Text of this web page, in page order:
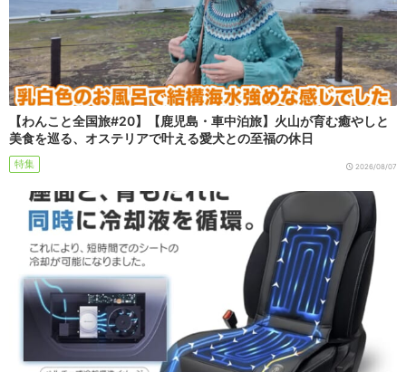
【わんこと全国旅#20】【鹿児島・車中泊旅】火山が育む癒やしと
美食を巡る、オステリアで叶える愛犬との至福の休日
特集 2026/08/07